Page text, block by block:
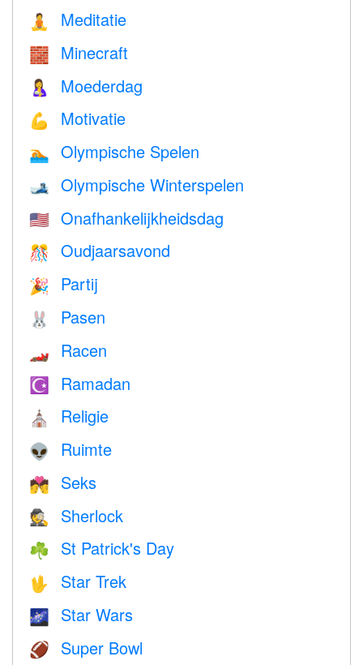
🧘 Meditatie
🧱 Minecraft
🤱 Moederdag
💪 Motivatie
🏊 Olympische Spelen
🎿 Olympische Winterspelen
🇺🇸 Onafhankelijkheidsdag
🎊 Oudjaarsavond
🎉 Partij
🐰 Pasen
🏎 Racen
☪️ Ramadan
⛪️ Religie
👽 Ruimte
💏 Seks
🕵️ Sherlock
☘️ St Patrick's Day
🖖 Star Trek
🌌 Star Wars
🏈 Super Bowl